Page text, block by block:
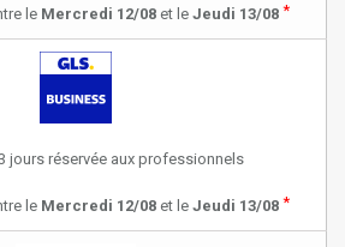
le Mercredi 12/08 et le Jeudi 13/08 *
jours réservée aux professionnels
le Mercredi 12/08 et le Jeudi 13/08 *